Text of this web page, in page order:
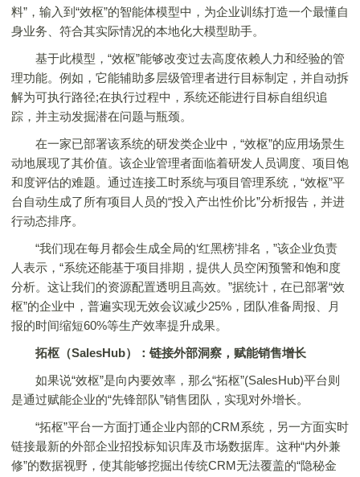
料”，输入到“效枢”的智能体模型中，为企业训练打造一个最懂自
身业务、符合其实际情况的本地化大模型助手。
基于此模型，“效枢”能够改变过去高度依赖人力和经验的管
理功能。例如，它能辅助多层级管理者进行目标制定，并自动拆
解为可执行路径;在执行过程中，系统还能进行目标自组织追
踪，并主动发掘潜在问题与瓶颈。
在一家已部署该系统的研发类企业中，“效枢”的应用场景生
动地展现了其价值。该企业管理者面临着研发人员调度、项目饱
和度评估的难题。通过连接工时系统与项目管理系统，“效枢”平
台自动生成了所有项目人员的“投入产出性价比”分析报告，并进
行动态排序。
“我们现在每月都会生成全局的‘红黑榜’排名，”该企业负责
人表示，“系统还能基于项目排期，提供人员空闲预警和饱和度
分析。这让我们的资源配置透明且高效。”据统计，在已部署“效
枢”的企业中，普遍实现无效会议减少25%，团队准备周报、月
报的时间缩短60%等生产效率提升成果。
拓枢（SalesHub）：链接外部洞察，赋能销售增长
如果说“效枢”是向内要效率，那么“拓枢”(SalesHub)平台则
是通过赋能企业的“先锋部队”销售团队，实现对外增长。
“拓枢”平台一方面打通企业内部的CRM系统，另一方面实时
链接最新的外部企业招投标知识库及市场数据库。这种“内外兼
修”的数据视野，使其能够挖掘出传统CRM无法覆盖的“隐秘金